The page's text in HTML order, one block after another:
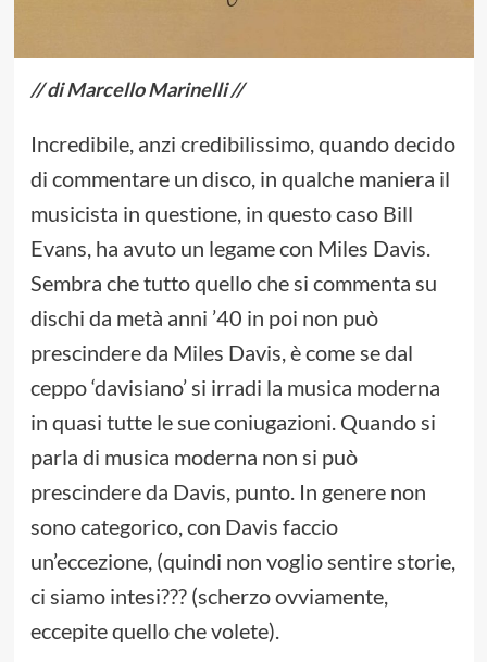
// di Marcello Marinelli //
Incredibile, anzi credibilissimo, quando decido
di commentare un disco, in qualche maniera il
musicista in questione, in questo caso Bill
Evans, ha avuto un legame con Miles Davis.
Sembra che tutto quello che si commenta su
dischi da metà anni ’40 in poi non può
prescindere da Miles Davis, è come se dal
ceppo ‘davisiano’ si irradi la musica moderna
in quasi tutte le sue coniugazioni. Quando si
parla di musica moderna non si può
prescindere da Davis, punto. In genere non
sono categorico, con Davis faccio
un’eccezione, (quindi non voglio sentire storie,
ci siamo intesi??? (scherzo ovviamente,
eccepite quello che volete).